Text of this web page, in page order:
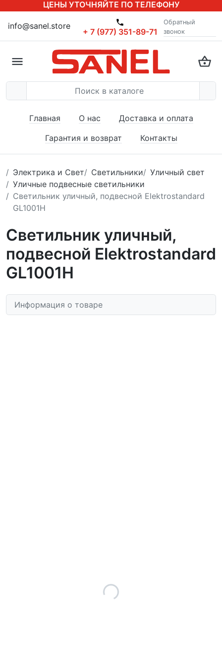
ЦЕНЫ УТОЧНЯЙТЕ ПО ТЕЛЕФОНУ
info@sanel.store
+ 7 (977) 351-89-71
Обратный
звонок
Главная О нас
Доставка и оплата
Гарантия и возврат
Контакты
Электрика и Свет Светильники
Уличный свет
Уличные подвесные светильники
Светильник уличный, подвесной Elektrostandard
GL1001H
Светильник уличный,
подвесной Elektrostandard
GL1001H
Информация о товаре